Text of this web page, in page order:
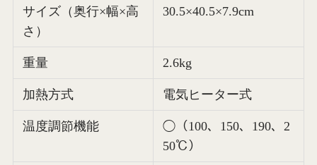
サイズ（奥行×幅×高
さ）
30.5×40.5×7.9cm
重量 2.6kg
加熱方式 電気ヒーター式
温度調節機能
◯（100、150、190、2
50℃）